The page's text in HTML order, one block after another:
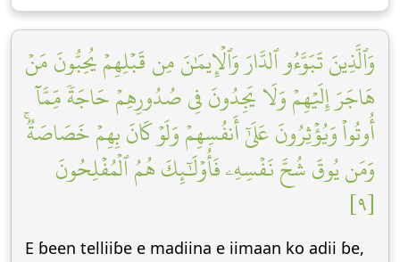
وَٱلَّذِينَ تَبَوَّءُو ٱلدَّارَ وَٱلۡإِيمَٰنَ مِن قَبۡلِهِمۡ يُحِبُّونَ مَنۡ
هَاجَرَ إِلَيۡهِمۡ وَلَا يَجِدُونَ فِي صُدُورِهِمۡ حَاجَةٗ مِّمَّآ
أُوتُواْ وَيُؤۡثِرُونَ عَلَىٰٓ أَنفُسِهِمۡ وَلَوۡ كَانَ بِهِمۡ خَصَاصَةٞۚ
وَمَن يُوقَ شُحَّ نَفۡسِهِۦ فَأُوْلَٰٓئِكَ هُمُ ٱلۡمُفۡلِحُونَ
[٩]
E ɓeen telliiɓe e madiina e iimaan ko adii ɓe,